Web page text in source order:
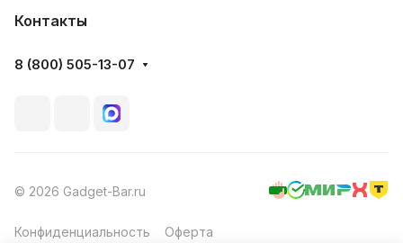
Контакты
8 (800) 505-13-07
© 2026 Gadget-Bar.ru
Конфиденциальность Оферта